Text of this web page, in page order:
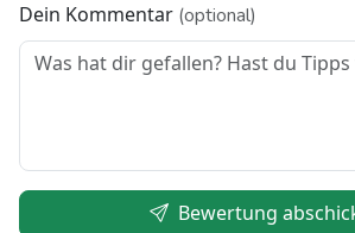
Dein Kommentar (optional)
Bewertung